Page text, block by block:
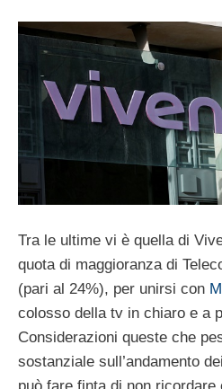
Tra le ultime vi è quella di
quota di maggioranza di
(pari al 24%), per unirsi con
colosso della tv in chiaro e a
Considerazioni queste che
sostanziale sull’andamento